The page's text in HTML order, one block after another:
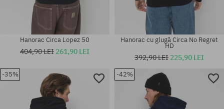
Mărimi existente:
Mărimi existente:
Hanorac Circa Lopez 50
404,90 LEI 261,90 LEI
Hanorac cu glugă Circa No Regret
HD
392,90 LEI 225,90 LEI
-35% -42%